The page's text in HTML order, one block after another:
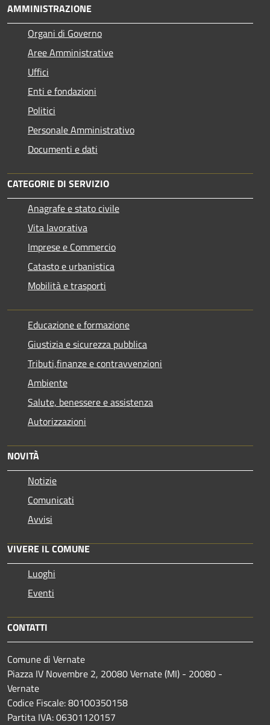
AMMINISTRAZIONE
Organi di Governo
Aree Amministrative
Uffici
Enti e fondazioni
Politici
Personale Amministrativo
Documenti e dati
CATEGORIE DI SERVIZIO
Anagrafe e stato civile
Vita lavorativa
Imprese e Commercio
Catasto e urbanistica
Mobilità e trasporti
Educazione e formazione
Giustizia e sicurezza pubblica
Tributi,finanze e contravvenzioni
Ambiente
Salute, benessere e assistenza
Autorizzazioni
NOVITÀ
Notizie
Comunicati
Avvisi
VIVERE IL COMUNE
Luoghi
Eventi
CONTATTI
Comune di Vernate
Piazza IV Novembre 2, 20080 Vernate (MI) - 20080 -
Vernate
Codice Fiscale: 80100350158
Partita IVA: 06301120157